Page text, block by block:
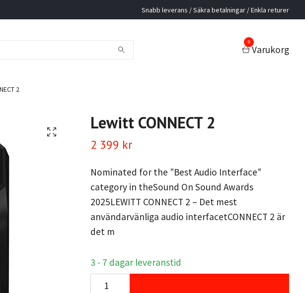
Snabb leverans / Säkra betalningar / Enkla returer
0
Varukorg
2
Lewitt CONNECT 2
2 399 kr
Nominated for the ”Best Audio Interface”
category in theSound On Sound Awards
2025LEWITT CONNECT 2 – Det mest
användarvänliga audio interfacetCONNECT 2 är
det m
3 - 7 dagar leveranstid